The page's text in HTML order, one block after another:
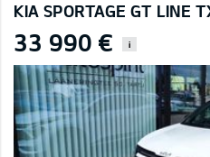
KIA SPORTAGE GT LINE
33 990 € i